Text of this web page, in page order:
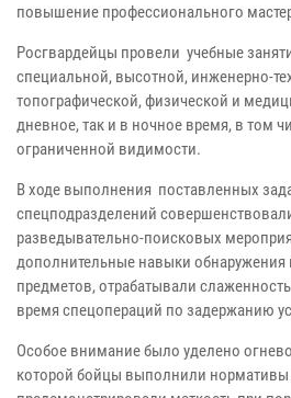
повышение профессионального
Росгвардейцы провели учебные
специальной, высотной, инженерно-
топографической, физической и
дневное, так и в ночное время, в том
ограниченной видимости.
В ходе выполнения поставленных
спецподразделений
разведывательно-поисковых
дополнительные навыки обнаружения
предметов, отрабатывали
время спецопераций по задержанию
Особое внимание было уделено
которой бойцы выполнили нормативы